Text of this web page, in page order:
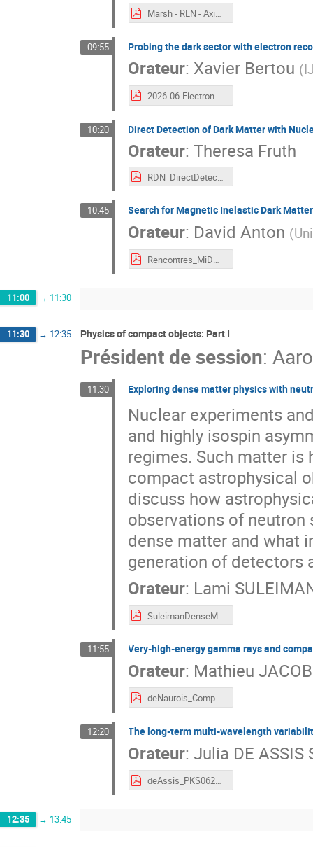
Marsh - RLN - Axions.pdf
09:55 Probing the dark sector with electron
Orateur: Xavier Bertou (
2026-06-ElectronRecoil-Noirmoutier-Bertou.pdf
10:20 Direct Detection of Dark Matter with
Orateur:Theresa Fruth
RDN_DirectDetection_Fruth.pdf
10:45 Search for Magnetic Inelastic Dark
Orateur: David Anton (
Rencontres_MiDM.pdf
11:00 → 11:30
11:30 → 12:35 Physics of compact objects: Part I
Président de session:
11:30 Exploring dense matter physics with
Nuclear experiments
and highly isospin
regimes. Such matter is
compact astrophysical
discuss how
observations of
dense matter and what
generation of detectors
Orateur: Lami
SuleimanDenseMatter.pdf
11:55 Very-high-energy gamma rays and
Orateur: Mathieu
deNaurois_Compact_Objects.pdf
12:20 The long-term multi-wavelength
Orateur:Julia DE ASSIS
deAssis_PKS0625.pdf
12:35 → 13:45